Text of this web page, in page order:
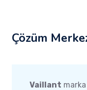
Çözüm
Vaillant